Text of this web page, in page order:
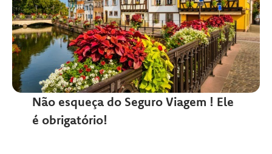
Não esqueça do Seguro Viagem ! Ele
é obrigatório!